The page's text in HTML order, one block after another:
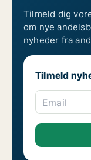
Tilmeld dig
om nye
nyheder fra
Tilmeld
Email